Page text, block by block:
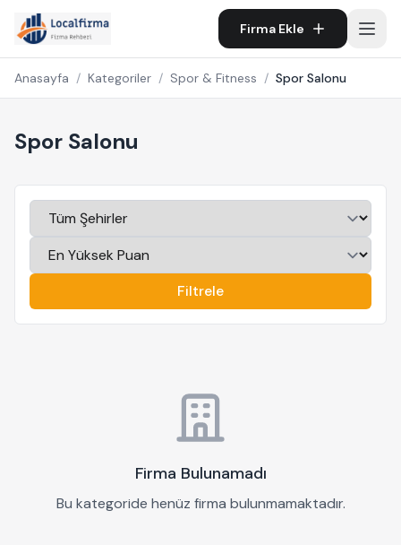
Firma Ekle
Anasayfa / Kategoriler / Spor & Fitness / Spor Salonu
Spor Salonu
Filtrele
Firma Bulunamadı
Bu kategoride henüz firma bulunmamaktadır.